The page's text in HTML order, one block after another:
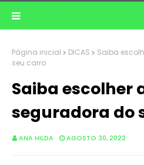
Página inicial DICAS
Saiba
seu carro
Saiba escolher
seguradora do
ANA HILDA AGOSTO 30, 2022